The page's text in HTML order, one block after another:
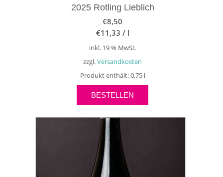
2025 Rotling Lieblich
€8,50
€11,33 / l
inkl. 19 % MwSt.
zzgl.Versandkosten
Produkt enthält: 0,75 l
BESTELLEN